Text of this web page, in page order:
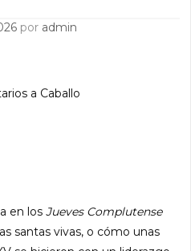
por admin
a Caballo
en losJueves Complutense
santas vivas, o cómo unas